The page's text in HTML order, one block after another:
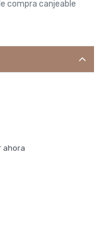
compra canjeable
ahora